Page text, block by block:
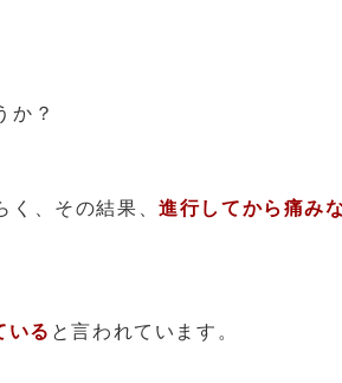
か？
く、その結果、進行してから痛み
いる と言われています。